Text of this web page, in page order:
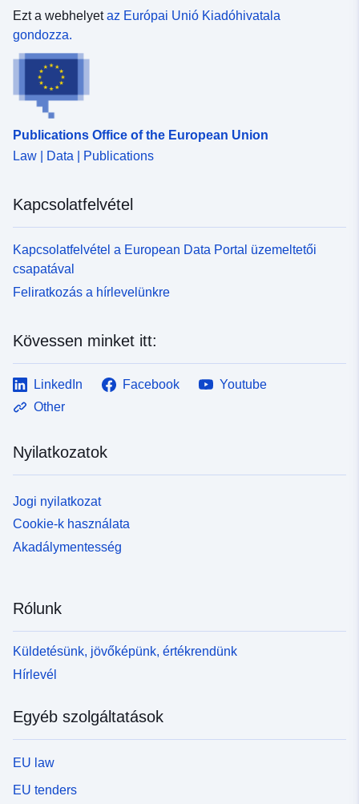
Azonosítók:
e71518709acf
Típus:
Erőforrás:
codelist/SpatialDataServiceType/
Ezt a webhelyetaz Európai Unió Kiadóhivatala
gondozza.
Publications Office of the European Union
Law | Data | Publications
Kapcsolatfelvétel
Kapcsolatfelvétel a European Data Portal üzemeltetői
csapatával
Feliratkozás a hírlevelünkre
Kövessen minket itt:
LinkedIn Facebook
Youtube
Other
Nyilatkozatok
Jogi nyilatkozat
Cookie-k használata
Akadálymentesség
Rólunk
Küldetésünk, jövőképünk, értékrendünk
Hírlevél
Egyéb szolgáltatások
EU law
EU tenders